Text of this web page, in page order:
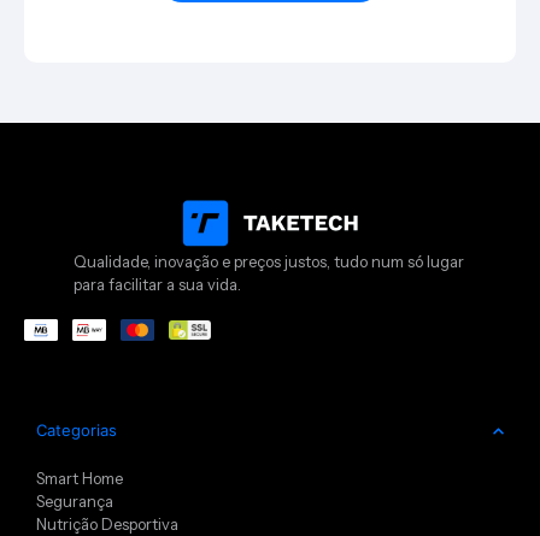
Qualidade, inovação e preços justos, tudo num só lugar
para facilitar a sua vida.
Categorias
Smart Home
Segurança
Nutrição Desportiva